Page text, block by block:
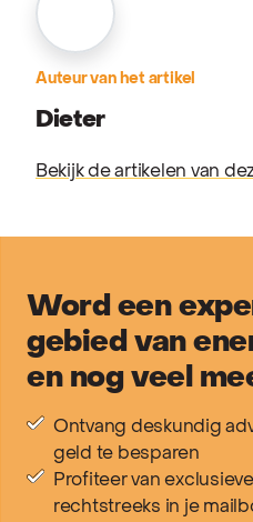
Auteur van het artikel
Dieter
Bekijk de artikelen van
Word een
gebied van
en nog veel
Ontvang deskundig
geld te besparen
Profiteer van
rechtstreeks in je